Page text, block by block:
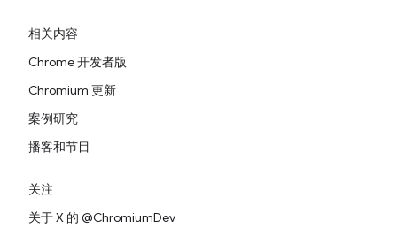
相关内容
Chrome 开发者版
Chromium 更新
案例研究
播客和节目
关注
关于 X 的 @ChromiumDev